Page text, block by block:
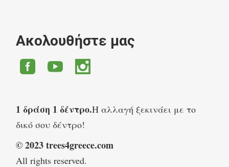
Ακολουθήστε μας
1 δράση 1 δέντρο.Η αλλαγή ξεκινάει με το
δικό σου δέντρο!
© 2023 trees4greece.com
All rights reserved.